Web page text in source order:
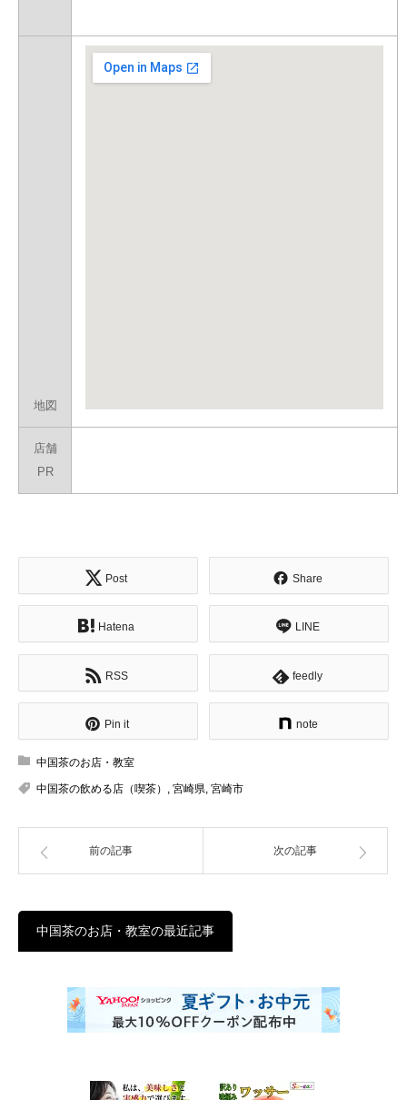
地図
店舗
PR
Post Share
Hatena LINE
RSS feedly
Pin it note
中国茶のお店・教室
中国茶の飲める店（喫茶） , 宮崎県, 宮崎市
前の記事 次の記事
中国茶のお店・教室の最近記事